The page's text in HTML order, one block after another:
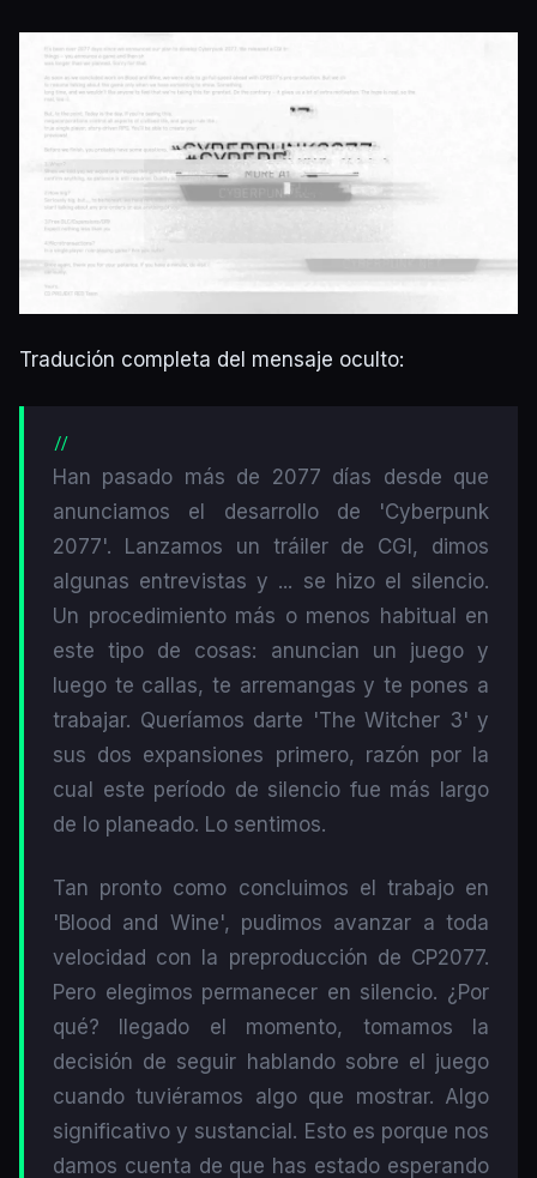
Tradución completa del mensaje oculto:
Han pasado más de 2077 días desde que
anunciamos el desarrollo de 'Cyberpunk
2077'. Lanzamos un tráiler de CGI, dimos
algunas entrevistas y ... se hizo el silencio.
Un procedimiento más o menos habitual en
este tipo de cosas: anuncian un juego y
luego te callas, te arremangas y te pones a
trabajar. Queríamos darte 'The Witcher 3' y
sus dos expansiones primero, razón por la
cual este período de silencio fue más largo
de lo planeado. Lo sentimos.
Tan pronto como concluimos el trabajo en
'Blood and Wine', pudimos avanzar a toda
velocidad con la preproducción de CP2077.
Pero elegimos permanecer en silencio. ¿Por
qué? llegado el momento, tomamos la
decisión de seguir hablando sobre el juego
cuando tuviéramos algo que mostrar. Algo
significativo y sustancial. Esto es porque nos
damos cuenta de que has estado esperando